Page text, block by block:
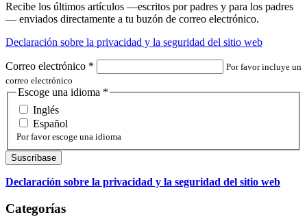
Recibe los últimos artículos —escritos por padres y para los padres
— enviados directamente a tu buzón de correo electrónico.
Declaración sobre la privacidad y la seguridad del sitio web
Correo electrónico *
Por favor incluye un
correo electrónico
Escoge una idioma *
Inglés
Español
Por favor escoge una idioma
Declaración sobre la privacidad y la seguridad del sitio web
Categorías